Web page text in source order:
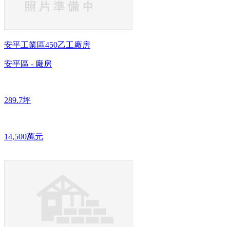
安平工業區450乙工廠房
安平區 - 廠房
289.7坪
14,500萬元